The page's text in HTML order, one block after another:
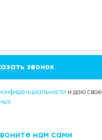
звонок
и даю свое
нам сами